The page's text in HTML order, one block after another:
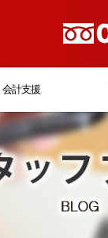
会計支援